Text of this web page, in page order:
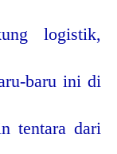
logistik,
baru ini di
tentara dari